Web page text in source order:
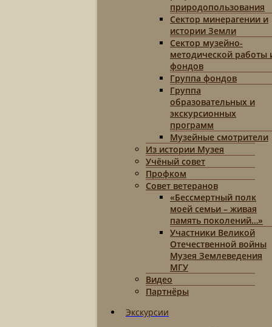
природопользования
Сектор минерагении и
истории Земли
Сектор музейно-
методической работы
фондов
Группа фондов
Группа
образовательных и
экскурсионных
программ
Музейные смотрители
Из истории Музея
Учёный совет
Профком
Совет ветеранов
«Бессмертный полк
моей семьи – живая
память поколений…»
Участники Великой
Отечественной войны
Музея Землеведения
МГУ
Видео
Партнёры
Экскурсии